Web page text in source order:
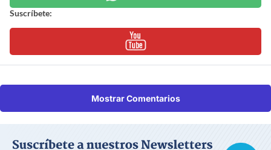
Suscríbete:
Mostrar Comentarios